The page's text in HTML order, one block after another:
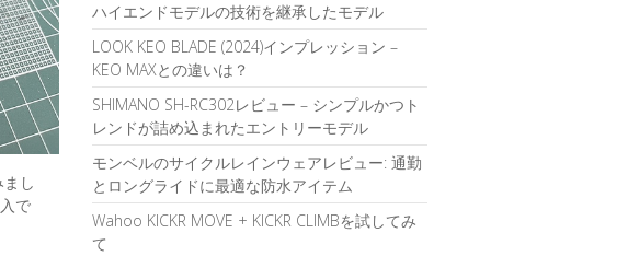
し
で
ハイエンドモデルの技術を継承したモデル
LOOK KEO BLADE (2024)インプレッション –
KEO MAXとの違いは？
SHIMANO SH-RC302レビュー – シンプルかつト
レンドが詰め込まれたエントリーモデル
モンベルのサイクルレインウェアレビュー: 通勤
とロングライドに最適な防水アイテム
Wahoo KICKR MOVE + KICKR CLIMBを試してみ
て